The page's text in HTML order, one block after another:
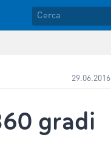
29.06.2016
gradi